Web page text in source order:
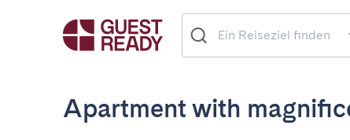
Apartment with